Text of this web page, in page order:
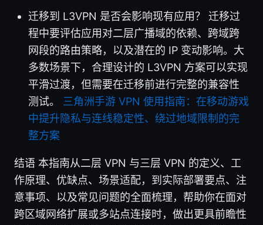
迁移到 L3VPN 是否会影响现有应用？ 迁移过
程中要评估应用对二层广播域的依赖、跨域跨
网段的路由策略，以及潜在的 IP 变动影响。大
多数场景下，合理设计的 L3VPN 方案可以实现
平滑过渡，但需要在迁移前进行完整的兼容性
测试。 三角洲手游 VPN 使用指南：在移动游戏
中提升隐私与连线稳定性、绕过地域限制的完
整方案
结语 本指南从二层 VPN 与三层 VPN 的定义、工
作原理、优缺点、场景适配，到实际部署要点、注
意事项、以及常见问题的全面梳理，帮助你在面对
跨区域网络扩展或多站点连接时，做出更具前瞻性